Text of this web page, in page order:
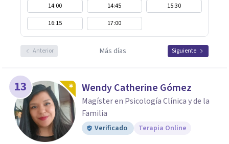
14:00 14:45
15:30
16:15
17:00
Anterior Más días Siguiente
13 Wendy Catherine Gómez
Magíster en Psicología Clínica y de la
Familia
Verificado Terapia Online